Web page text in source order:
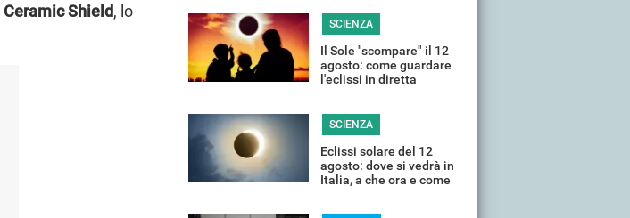
Ceramic Shield, lo
SCIENZA
Il Sole "scompare" il 12
agosto: come guardare
l'eclissi in diretta
SCIENZA
Eclissi solare del 12
agosto: dove si vedrà in
Italia, a che ora e come